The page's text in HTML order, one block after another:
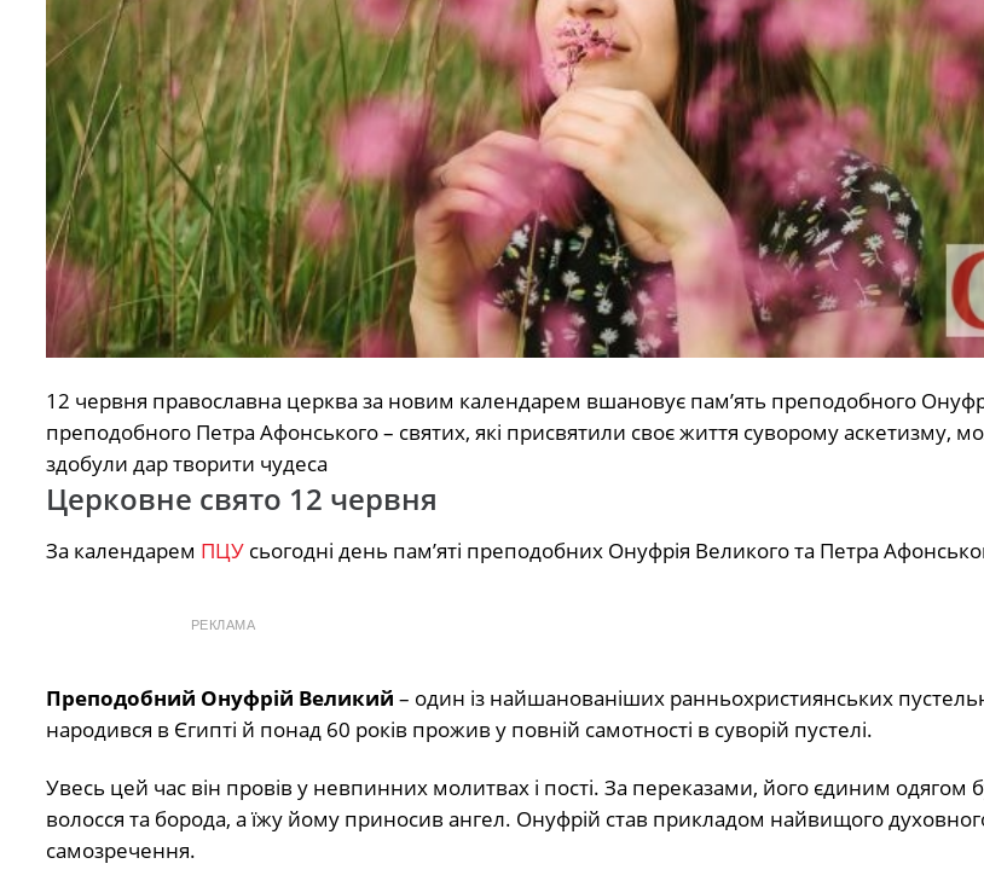
12 червня православна церква за новим календарем вшановує пам’ять преподобного
преподобного Петра Афонського – святих, які присвятили своє життя суворому аскетизму,
здобули дар творити чудеса
Церковне свято 12 червня
За календарем ПЦУ сьогодні день пам’яті преподобних Онуфрія Великого та Петра
РЕКЛАМА
Преподобний Онуфрій Великий – один із найшанованіших ранньохристиянських
народився в Єгипті й понад 60 років прожив у повній самотності в суворій пустелі.
Увесь цей час він провів у невпинних молитвах і пості. За переказами, його єдиним одягом
волосся та борода, а їжу йому приносив ангел. Онуфрій став прикладом найвищого
самозречення.